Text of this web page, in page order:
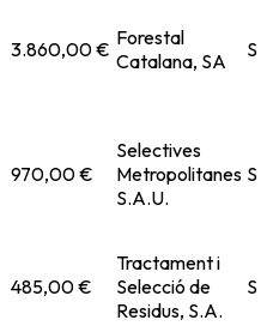
3.860,00 € Forestal
Catalana, SA
970,00 €
Selectives
Metropolitanes
S.A.U.
485,00 €
Tractament i
Selecció de
Residus, S.A.